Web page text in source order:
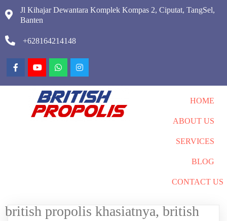
Jl Kihajar Dewantara Komplek Kompas 2, Ciputat, TangSel,
Banten
+628164214148
HOME
ABOUT US
SERVICES
BLOG
CONTACT US
british propolis khasiatnya, british